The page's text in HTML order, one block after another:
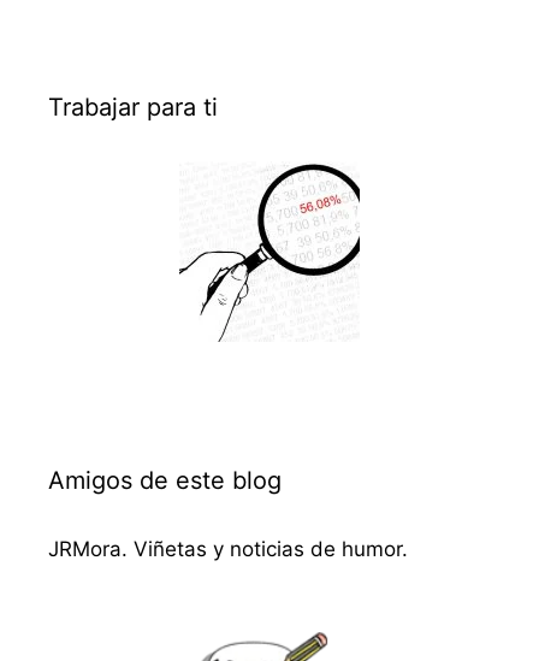
Trabajar para ti
Amigos de este blog
JRMora. Viñetas y noticias de humor.